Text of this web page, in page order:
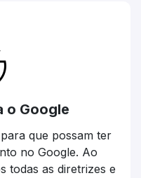
o Google
que possam ter
no Google. Ao
todas as diretrizes e